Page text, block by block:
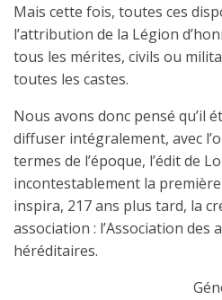
Mais cette fois, toutes ces
l’attribution de la Légion
tous les mérites, civils ou
toutes les castes.
Nous avons donc pensé qu’il
diffuser intégralement, avec
termes de l’époque, l’édit de
incontestablement la
inspira, 217 ans plus tard, la
association : l’Association des
héréditaires.